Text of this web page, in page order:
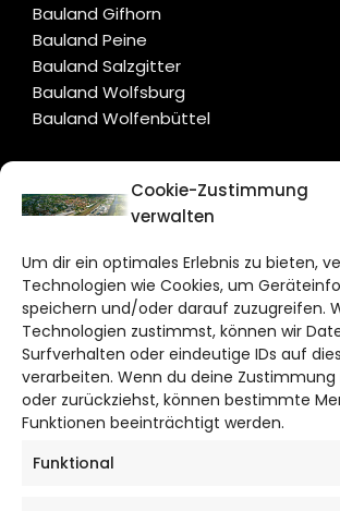
Cookie-Zustimmung
verwalten
Um dir ein optimales Erlebnis zu bieten,
Technologien wie Cookies, um
speichern und/oder darauf zuzugreifen.
Technologien zustimmst, können wir
Surfverhalten oder eindeutige IDs auf
verarbeiten. Wenn du deine
oder zurückziehst, können bestimmte
Funktionen beeinträchtigt werden.
Funktional
Bauland Gifhorn
Bauland Peine
Bauland Salzgitter
Bauland Wolfsburg
Bauland Wolfenbüttel
CITYLIFE!
Bruchtorwall 12
38100 Braunschweig
Telefon: 0531 387220 – 65
DAS STADTMAGAZIN FÜR
WOLFSBURG
Impressum